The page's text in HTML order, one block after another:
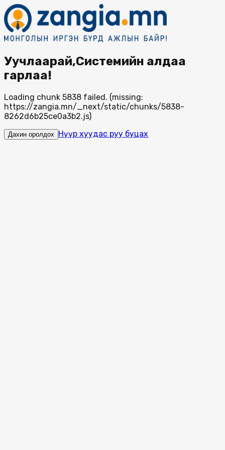
Уучлаарай,Системийн алдаа
гарлаа!
Loading chunk 5838 failed. (missing:
https://zangia.mn/_next/static/chunks/5838-
8262d6b25ce0a3b2.js)
Дахин оролдох Нүүр хуудас руу буцах